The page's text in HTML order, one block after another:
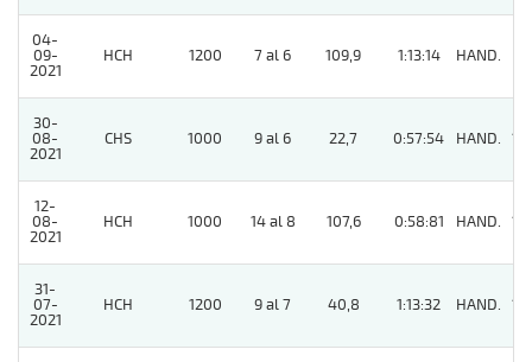
04-
09-
2021
HCH 1200 7 al 6 109,9 1:13:14 HAND.
30-
08-
2021
CHS 1000 9 al 6 22,7 0:57:54 HAND. 12
12-
08-
2021
HCH 1000 14 al 8 107,6 0:58:81 HAND. 13
31-
07-
2021
HCH 1200 9 al 7 40,8 1:13:32 HAND. 12